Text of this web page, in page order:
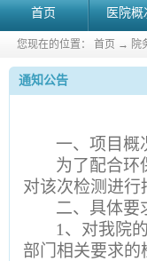
首页 医院概
您现在的位置： 首页 → 院
通知公告
一、项目概
为了配合环
对该次检测进
二、具体要
1、对我院
部门相关要求的